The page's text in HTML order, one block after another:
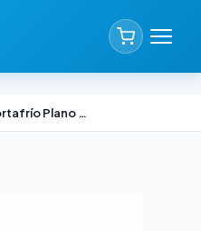
Cortafrío Plano Biassoni 350x35 mm